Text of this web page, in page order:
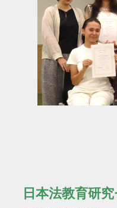
日本法教育研